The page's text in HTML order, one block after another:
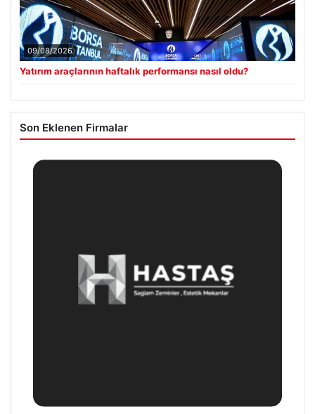
09/08/2026
Yatırım araçlarının haftalık performansı nasıl oldu?
Son Eklenen Firmalar